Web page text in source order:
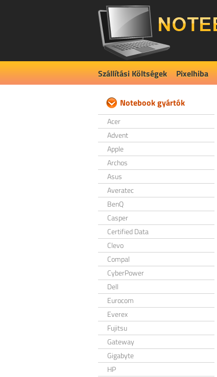
Szállítási Költségek Pixelhiba
Notebook gyártók
Acer
Advent
Apple
Archos
Asus
Averatec
BenQ
Casper
Certified Data
Clevo
Compal
CyberPower
Dell
Eurocom
Everex
Fujitsu
Gateway
Gigabyte
HP